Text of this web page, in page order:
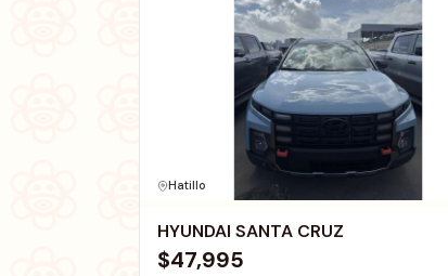
Hatillo
HYUNDAI SANTA CRUZ
$47,995